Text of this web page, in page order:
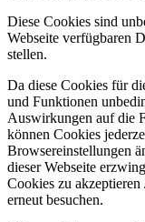
Diese Cookies sind
Webseite verfügbaren
stellen.
Da diese Cookies für
und Funktionen
Auswirkungen auf die
können Cookies
Browsereinstellungen
dieser Webseite
Cookies zu akzeptieren
erneut besuchen.